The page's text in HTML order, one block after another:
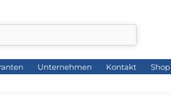
Unternehmen Kontakt Shop
Unternehmen Kontakt